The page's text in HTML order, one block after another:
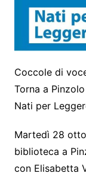
Coccole di
Torna a
Nati per
Martedì 28
biblioteca a
con Elisabetta